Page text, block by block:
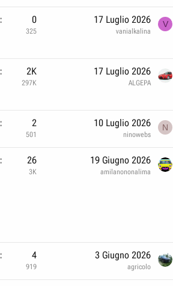
0
325
17 Luglio 2026
vanialkalina
V
2K
297K
17 Luglio 2026
ALGEPA
2
501
10 Luglio 2026
ninowebs
N
26
3K
19 Giugno 2026
amilanononalima
4
919
3 Giugno 2026
agricolo